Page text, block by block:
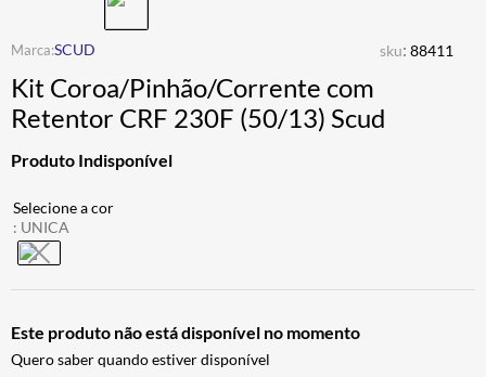
SCUD sku: 88411
Kit Coroa/Pinhão/Corrente com
Retentor CRF 230F (50/13) Scud
Produto Indisponível
: UNICA
Este produto não está disponível no momento
Quero saber quando estiver disponível
JAQUETA
4º ÓCULOS SOLAR
5º LUVA
6º BAU
7º ALPINESTAR
8º AIROH
9º